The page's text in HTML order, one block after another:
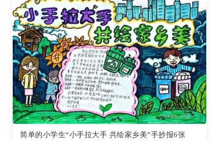
简单的小学生“小手拉大手 共绘家乡美”手抄报6张